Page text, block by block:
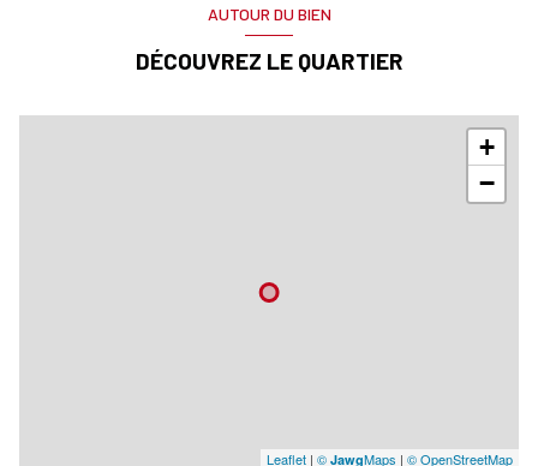
AUTOUR DU BIEN
DÉCOUVREZ LE QUARTIER
+
−
Leaflet | © JawgMaps | © OpenStreetMap